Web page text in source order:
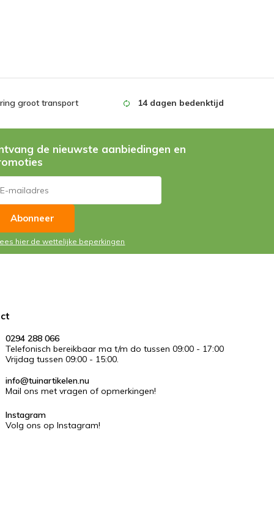
groot transport 14 dagen bedenktijd
de nieuwste aanbiedingen en
Abonneer
hier de wettelijke beperkingen
0294 288 066
Telefonisch bereikbaar ma t/m do tussen 09:00 - 17:00
Vrijdag tussen 09:00 - 15:00.
info@tuinartikelen.nu
Mail ons met vragen of opmerkingen!
Instagram
Volg ons op Instagram!